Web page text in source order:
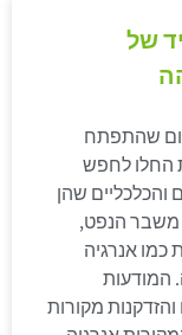
של
שהתפתח
החלו לחפש
והכלכליים שהן
ה-70, בעקבות משבר הנפט,
כמו אנרגיה
המודעות
והזדקנות מקורות